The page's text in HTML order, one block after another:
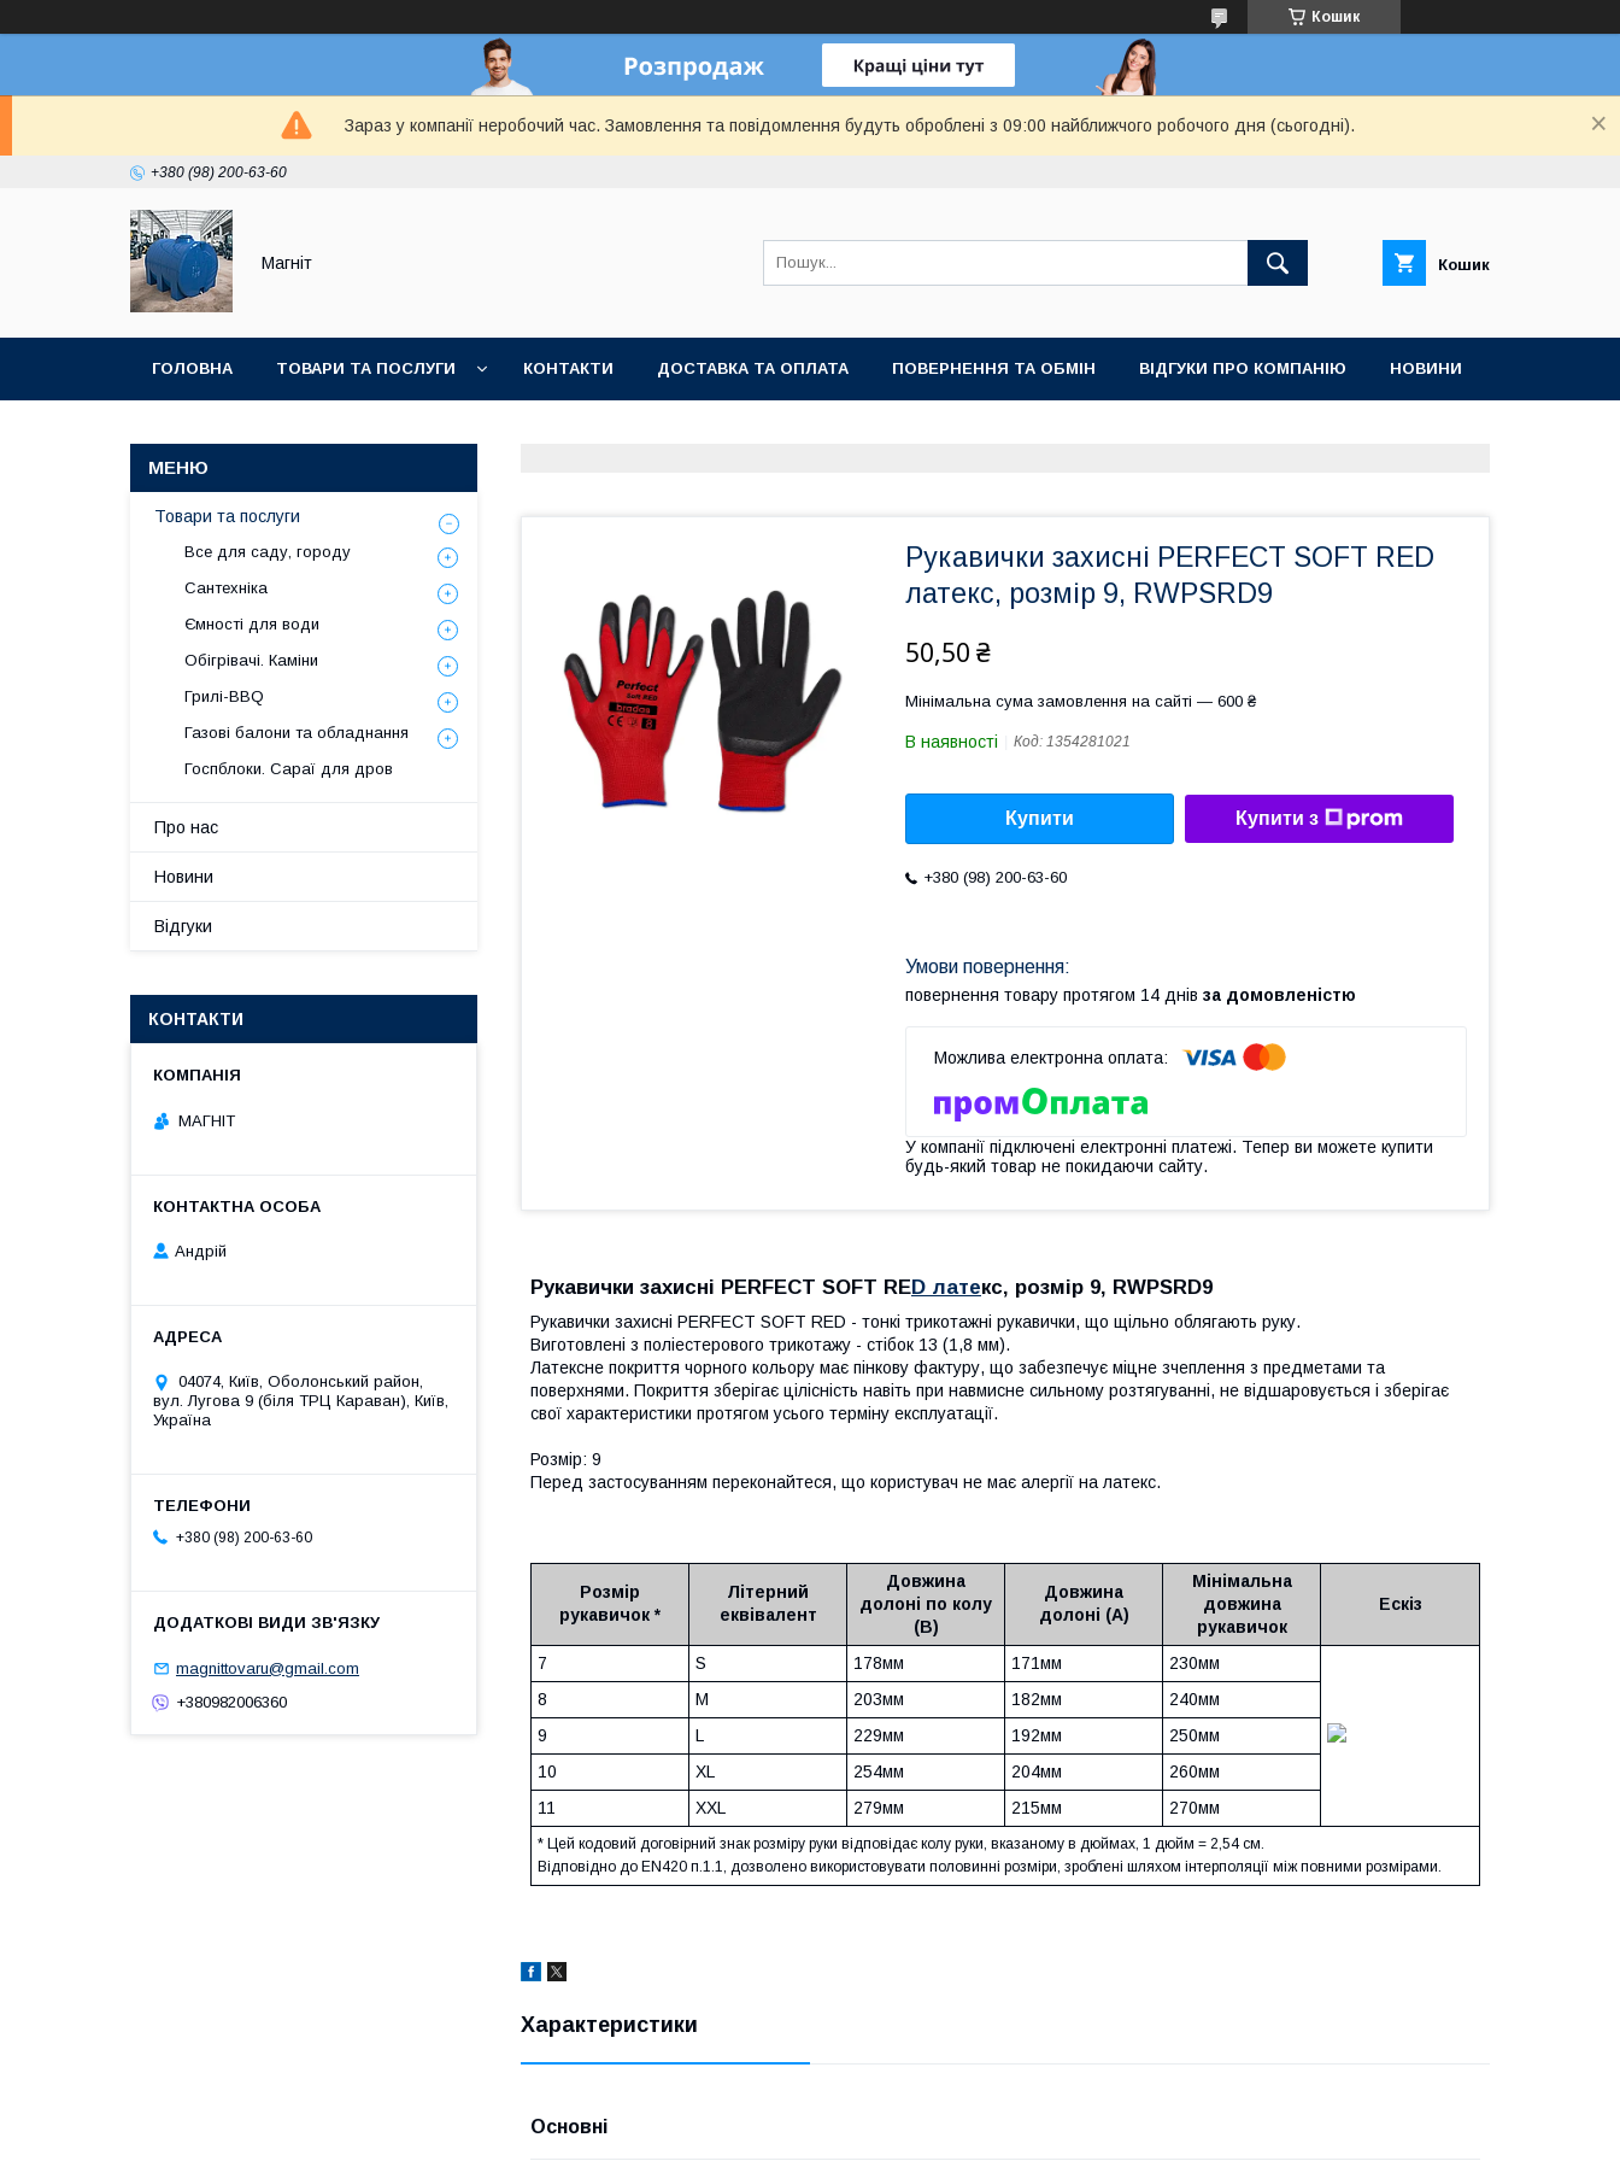
Кошик
Зараз у компанії неробочий час. Замовлення та повідомлення будуть оброблені з 09:00 найближчого робочого дня (сьогодні).
+380 (98) 200-63-60
Магніт Кошик
ГОЛОВНА ТОВАРИ ТА ПОСЛУГИ КОНТАКТИ ДОСТАВКА ТА ОПЛАТА ПОВЕРНЕННЯ ТА ОБМІН ВІДГУКИ ПРО КОМПАНІЮ НОВИНИ
Рукавички захисні PERFECT SOFT RED
латекс, розмір 9, RWPSRD9
50,50 ₴
Мінімальна сума замовлення на сайті — 600 ₴
В наявності Код: 1354281021
Купити Купити з
+380 (98) 200-63-60
повернення товару протягом 14 днів за домовленістю
У компанії підключені електронні платежі. Тепер ви можете купити
будь-який товар не покидаючи сайту.
Рукавички захисні PERFECT SOFT RED латекс, розмір 9, RWPSRD9
Рукавички захисні PERFECT SOFT RED - тонкі трикотажні рукавички, що щільно облягають руку.
Виготовлені з поліестерового трикотажу - стібок 13 (1,8 мм).
Латексне покриття чорного кольору має пінкову фактуру, що забезпечує міцне зчеплення з предметами та
поверхнями. Покриття зберігає цілісність навіть при навмисне сильному розтягуванні, не відшаровується і зберігає
свої характеристики протягом усього терміну експлуатації.
Розмір: 9
Перед застосуванням переконайтеся, що користувач не має алергії на латекс.
Розмір
рукавичок *
Літерний
еквівалент
Довжина
долоні по колу
(В)
Довжина
долоні (А)
Мінімальна
довжина
рукавичок
Ескіз
7 S 178мм 171мм
230мм
8
M 203мм 182мм
240мм
9
L 229мм 192мм
250мм
10
XL 254мм 204мм
260мм
11
XXL 279мм 215мм 270мм
* Цей кодовий договірний знак розміру руки відповідає колу руки, вказаному в дюймах, 1 дюйм = 2,54 см.
Відповідно до EN420 п.1.1, дозволено використовувати половинні розміри, зроблені шляхом інтерполяції між повними розмірами.
Характеристики
Основні
Товари та послуги
Все для саду, городу
Сантехніка
Ємності для води
Обігрівачі. Каміни
Грилі-BBQ
Газові балони та обладнання
Госпблоки. Сараї для дров
Про нас
Новини
Відгуки
КОНТАКТИ
МАГНІТ
Андрій
04074, Київ, Оболонський район,
вул. Лугова 9 (біля ТРЦ Караван), Київ,
Україна
+380 (98) 200-63-60
magnittovaru@gmail.com
+380982006360